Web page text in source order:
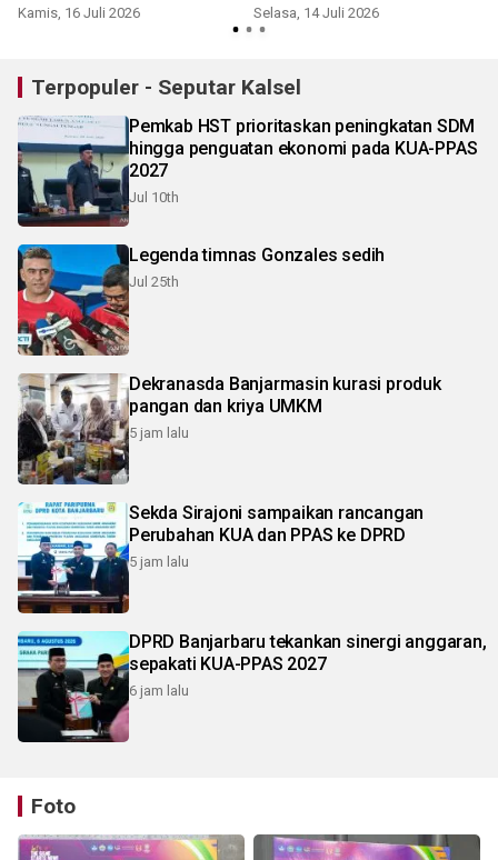
Kamis, 16 Juli 2026 Selasa, 14 Juli 2026
Terpopuler - Seputar Kalsel
Pemkab HST prioritaskan peningkatan SDM
hingga penguatan ekonomi pada KUA-PPAS
2027
Jul 10th
Legenda timnas Gonzales sedih
Jul 25th
Dekranasda Banjarmasin kurasi produk
pangan dan kriya UMKM
5 jam lalu
Sekda Sirajoni sampaikan rancangan
Perubahan KUA dan PPAS ke DPRD
5 jam lalu
DPRD Banjarbaru tekankan sinergi anggaran,
sepakati KUA-PPAS 2027
6 jam lalu
Foto